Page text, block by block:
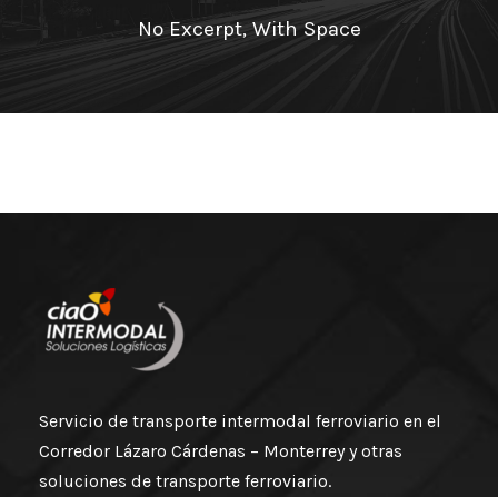
No Excerpt, With Space
Servicio de transporte intermodal ferroviario en el
Corredor Lázaro Cárdenas – Monterrey y otras
soluciones de transporte ferroviario.